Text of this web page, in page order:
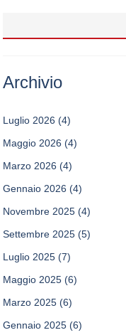
Archivio
Luglio 2026 (4)
Maggio 2026 (4)
Marzo 2026 (4)
Gennaio 2026 (4)
Novembre 2025 (4)
Settembre 2025 (5)
Luglio 2025 (7)
Maggio 2025 (6)
Marzo 2025 (6)
Gennaio 2025 (6)